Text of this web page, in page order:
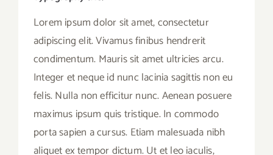
Lorem ipsum dolor sit amet, consectetur
adipiscing elit. Vivamus finibus hendrerit
condimentum. Mauris sit amet ultricies arcu.
Integer et neque id nunc lacinia sagittis non eu
felis. Nulla non efficitur nunc. Aenean posuere
maximus ipsum quis tristique. In commodo
porta sapien a cursus. Etiam malesuada nibh
aliquet ex tempor dictum. Ut et leo iaculis,